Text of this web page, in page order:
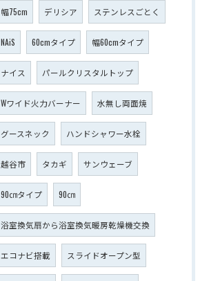
幅75cm デリシア ステンレスごとく
NAiS 60cmタイプ 幅60cmタイプ
ナイス パールクリスタルトップ
Wワイド火力バーナー 水無し両面焼
グースネック ハンドシャワー水栓
越谷市 タカギ サンウェーブ
90㎝タイプ 90㎝
浴室換気扇から浴室換気暖房乾燥機交換
エコナビ搭載 スライドオープン型